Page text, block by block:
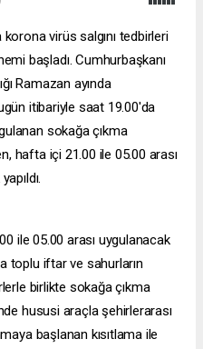
korona virüs salgını tedbirleri
başladı. Cumhurbaşkanı
Ramazan ayında
itibariyle saat 19.00'da
sokağa çıkma
hafta içi 21.00 ile 05.00 arası
ile 05.00 arası uygulanacak
toplu iftar ve sahurların
birlikte sokağa çıkma
hususi araçla şehirlerarası
başlanan kısıtlama ile